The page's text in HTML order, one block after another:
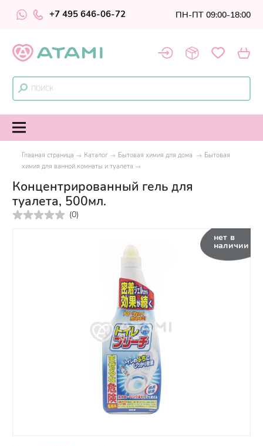
+7 495 646-06-72 ПН-ПТ 09:00-18:00
Главная страница Каталог Бытовая химия для дома
Бытовая
химия для ванной комнаты и туалета
Концентрированный гель для
туалета, 500мл.
(0)
нет в
наличии